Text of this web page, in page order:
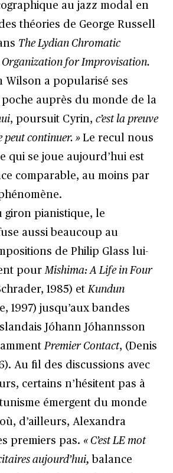
au jazz modal en
théories de George Russell
The Lydian Chromatic
Organization for Improvisation.
Wilson a popularisé ses
auprès du monde de la
, poursuit Cyrin,c’est la preuve
peut continuer. »Le recul nous
qui se joue aujourd’hui est
comparable, au moins par
giron pianistique, le
aussi beaucoup au
de Philip Glass lui-
pourMishima: A Life in Four
1985) etKundun
1997) jusqu’aux bandes
Jóhann Jóhannsson
Premier Contact, (Denis
Au fil des discussions avec
certains n’hésitent pas à
émergent du monde
d’ailleurs, Alexandra
premiers pas. « C’est LE mot
aujourd’hui, balance